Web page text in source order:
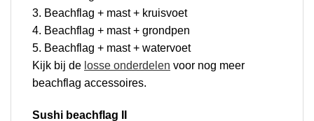
3. Beachflag + mast + kruisvoet
4. Beachflag + mast + grondpen
5. Beachflag + mast + watervoet
Kijk bij de losse onderdelen voor nog meer
beachflag accessoires.
Sushi beachflag II